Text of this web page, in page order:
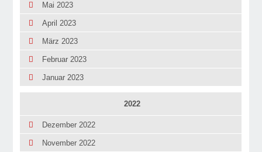
Mai 2023
April 2023
März 2023
Februar 2023
Januar 2023
2022
Dezember 2022
November 2022